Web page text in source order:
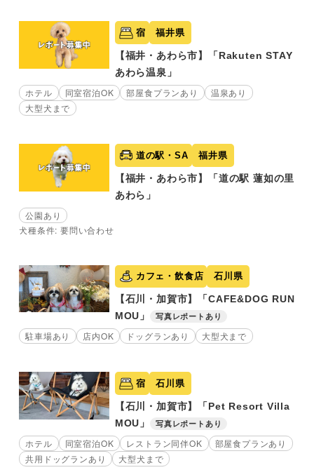
宿 福井県
【福井・あわら市】「Rakuten STAY
あわら温泉」
ホテル 同室宿泊OK 部屋食プランあり
温泉あり
大型犬まで
道の駅・SA 福井県
【福井・あわら市】「道の駅 蓮如の里
あわら」
公園あり
犬種条件: 要問い合わせ
カフェ・飲食店 石川県
【石川・加賀市】「CAFE&DOG RUN
MOU」
写真レポートあり
駐車場あり 店内OK ドッグランあり 大型犬まで
宿 石川県
【石川・加賀市】「Pet Resort Villa
MOU」
写真レポートあり
ホテル 同室宿泊OK レストラン同伴OK
部屋食プランあり
共用ドッグランあり
大型犬まで